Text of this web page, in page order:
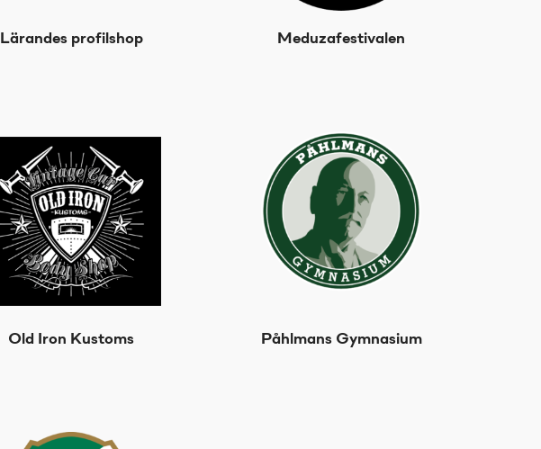
Lärandes profilshop Meduzafestivalen
Old Iron Kustoms Påhlmans Gymnasium